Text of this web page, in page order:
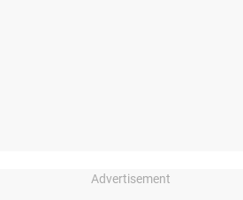
Advertisement